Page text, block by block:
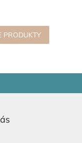
všestranné a...
PRODUKTY